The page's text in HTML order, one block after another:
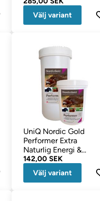
Välj variant
UniQ Nordic Gold
Performer Extra
Naturlig Energi &
Uthållighet
142,00 SEK
Välj variant